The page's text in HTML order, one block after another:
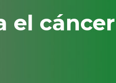
el cáncer